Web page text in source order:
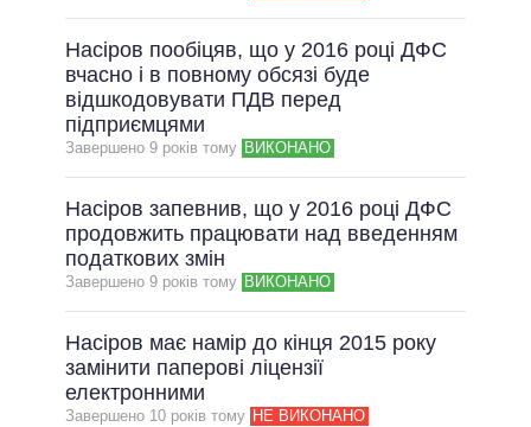
Насіров пообіцяв, що у 2016 році ДФС
вчасно і в повному обсязі буде
відшкодовувати ПДВ перед
підприємцями
Завершено 9 рокiв тому ВИКОНАНО
Насіров запевнив, що у 2016 році ДФС
продовжить працювати над введенням
податкових змін
Завершено 9 рокiв тому ВИКОНАНО
Насіров має намір до кінця 2015 року
замінити паперові ліцензії
електронними
Завершено 10 рокiв тому НЕ ВИКОНАНО